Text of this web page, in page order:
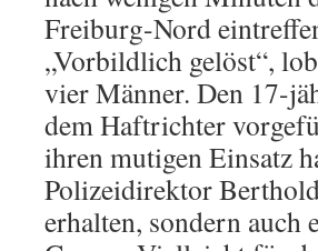
Freiburg-Nord
„Vorbildlich gelöst“,
vier Männer. Den 17-
dem Haftrichter
ihren mutigen Einsatz
Polizeidirektor
erhalten, sondern auch